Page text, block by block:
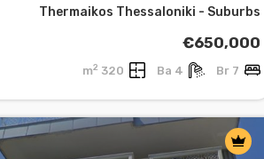
Thermaikos Thessaloniki - Suburbs
€650,000
7 Br
4 Ba
320 m
2